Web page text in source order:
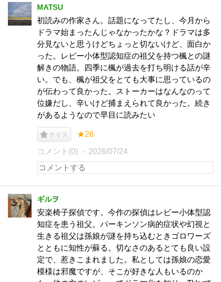
MATSU
初読みの作家さん。話題になってたし、今月から
ドラマ始まったんじゃなかったかな？ドラマは多
分見ないと思うけどちょっと切ないけど、面白か
った。レビー小体型認知症の祖父を持つ楓との謎
解きの物語。四季に楓が過去を打ち明ける話が辛
い。でも、楓が祖父をとても大事に思っているの
が伝わって良かった。ストーカーはなんなのって
位嫌だし、辛いけど捕まえられて良かった。続き
があるようなので早目に読みたい
ナイス ★26
コメント(0) 2026/07/24
ギルヲ
安楽椅子探偵です。今作の探偵はレビー小体型認
知症を患う祖父。パーキンソン病的症状や幻視と
生きる祖父は孫娘が謎を持ち込むときゴロワーズ
とともに知性が蘇る。切なさのあるとても良い設
定で、惹きこまれました。私としては孫娘の恋愛
模様は邪魔ですが、そこが好きな人もいるのか